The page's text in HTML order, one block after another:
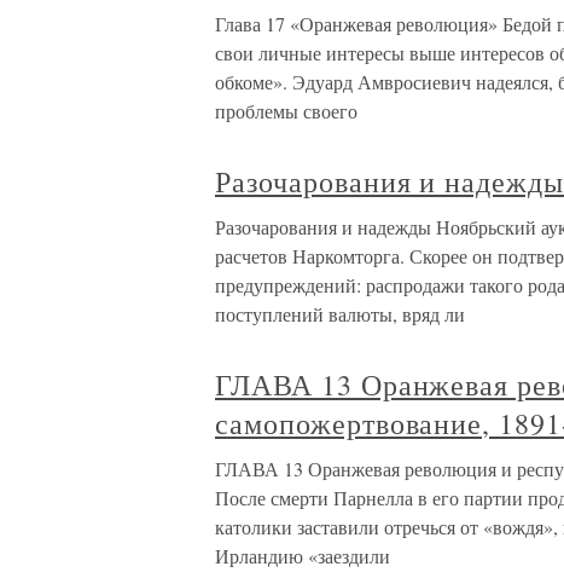
Глава 17 «Оранжевая революция» Бедой
свои личные интересы выше интересов
обкоме». Эдуард Амвросиевич
проблемы своего
Разочарования и надежды
Разочарования и надежды Ноябрьский
расчетов Наркомторга. Скорее он
предупреждений: распродажи такого
поступлений валюты, вряд ли
ГЛАВА 13 Оранжевая
самопожертвование,
ГЛАВА 13 Оранжевая революция и
После смерти Парнелла в его партии
католики заставили отречься от
Ирландию «заездили